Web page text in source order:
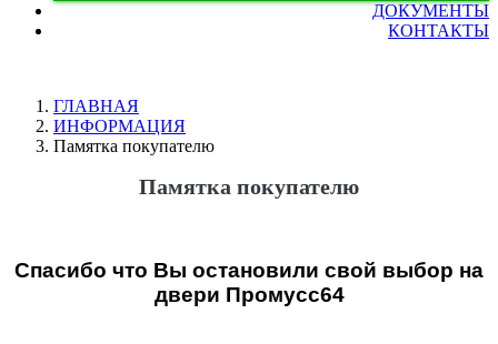
ДОКУМЕНТЫ
КОНТАКТЫ
ГЛАВНАЯ
ИНФОРМАЦИЯ
Памятка покупателю
Памятка покупателю
Спасибо что Вы остановили свой выбор на
двери Промусс64